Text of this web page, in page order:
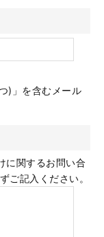
)」を含むメール
に関するお問い合
ご記入ください。